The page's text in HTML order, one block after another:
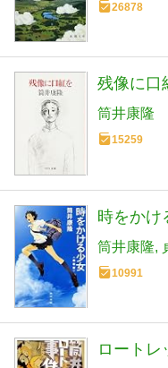
26878
残像に口
筒井康隆
15259
時をかけ
筒井康隆
10991
ロートレ